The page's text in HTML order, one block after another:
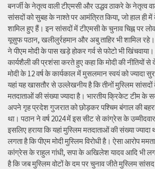
बनर्जी के नेतृत्व वाली टीएमसी और उद्धव ठाकरे के नेतृत्व
सांसदों को सुबह के नाश्ते पर आमंत्रित किया, जो हाल ही
शामिल हुए हैं। इन सांसदों में टीएमसी के चुनाव चिह्न पर
यूसुफ पठान, खलीलुर्रहमान और अबु ताहिर भी शामिल
ने पीएम मोदी के पास खड़े होकर गर्व से फोटो भी खिंचवाया।
कार्यशैली की प्रशंसा करते हुए कहा कि मोदी की नीतियों से
मोदी के 12 वर्ष के कार्यकाल में मुसलमान स्वयं को ज्यादा
यहां यह खासतौर से उल्लेखनीय है कि तीनों मुस्लिम
मतदाताओं की संख्या ज्यादा है। भारतीय क्रिकेट टीम के
अपने गृह प्रदेश गुजरात को छोड़कर पश्चिम बंगाल की
था। पठान ने वर्ष 2024 में इस सीट से कांग्रेस के
इसलिए हराया कि यहां मुस्लिम मतदाताओं की संख्या
लगता है कि पीएम मोदी मुस्लिम विरोधी है। ऐसा आरोप
कांग्रेस के राहुल गांधी, सपा के अखिलेश यादव आदि भी
है कि जब मुस्लिम वोटों के दम पर चुनाव जीते मुस्लिम सांसद